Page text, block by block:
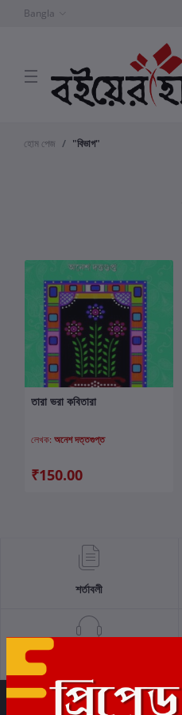
Bangla
হোম পেজ "বিভাগ"
কার্টে যোগ করুন
তারা ভরা কবিতারা
লেখক: অনেশ দত্তগুপ্ত
₹150.00
শর্তাবলী